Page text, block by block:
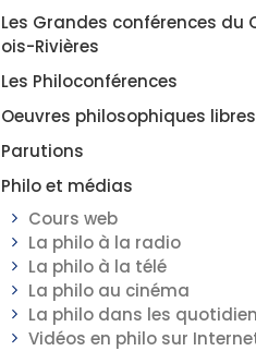
Les Grandes conférences du
Rivières
Les Philoconférences
Oeuvres philosophiques
Parutions
Philo et médias
Cours web
La philo à la radio
La philo à la télé
La philo au cinéma
La philo dans les
Vidéos en philo sur